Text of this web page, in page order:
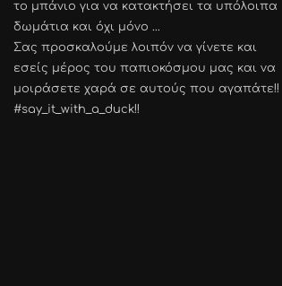
το μπάνιο για να κατακτήσει τα υπόλοιπα
δωμάτια και όχι μόνο ...
Σας προσκαλούμε λοιπόν να γίνετε και
εσείς μέρος του παπιοκόσμου μας και να
μοιράσετε χαρά σε αυτούς που αγαπάτε!!
#say_it_with_a_duck!!